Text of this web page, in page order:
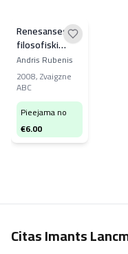
Renesanses
filosofiski
maģiskais
reālisms
Andris Rubenis
2008,Zvaigzne
ABC
Pieejama no
€6.00
Citas Imants